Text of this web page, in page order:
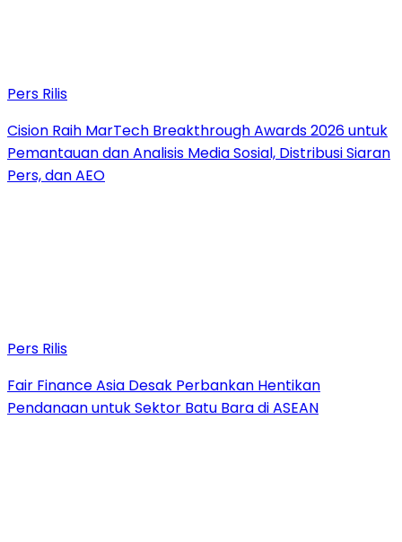
Pers Rilis
Cision Raih MarTech Breakthrough Awards 2026 untuk
Pemantauan dan Analisis Media Sosial, Distribusi Siaran
Pers, dan AEO
Pers Rilis
Fair Finance Asia Desak Perbankan Hentikan
Pendanaan untuk Sektor Batu Bara di ASEAN